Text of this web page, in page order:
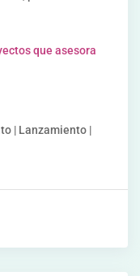
que asesora
| Lanzamiento |